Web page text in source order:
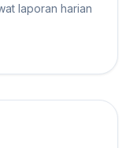
laporan harian